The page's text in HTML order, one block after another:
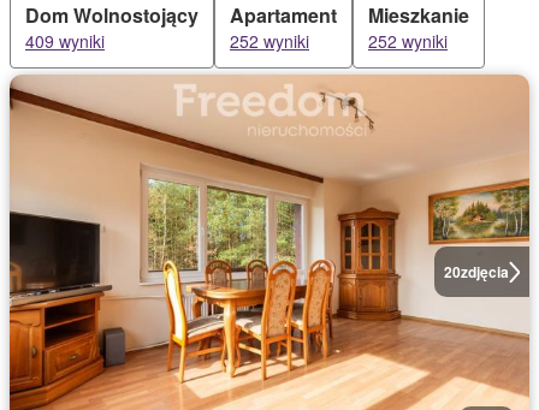
Dom Wolnostojący
409 wyniki
Apartament
252 wyniki
Mieszkanie
252 wyniki
20zdjęcia